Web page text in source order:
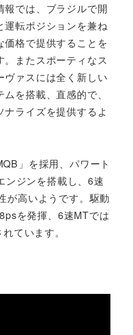
報では、ブラジルで開
運転ポジションを兼ね
格で提供することを
。またスポーティなス
ヴァスには全く新しい
を搭載、直感的で、
ライズを提供するよ
」を採用、パワート
ンジンを搭載し、6速
が高いようです。駆動
を発揮、6速MTでは
ています。